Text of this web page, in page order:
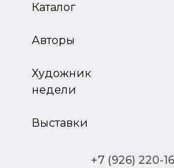
Каталог
Авторы
Художник
недели
Выставки
+7 (926) 220-